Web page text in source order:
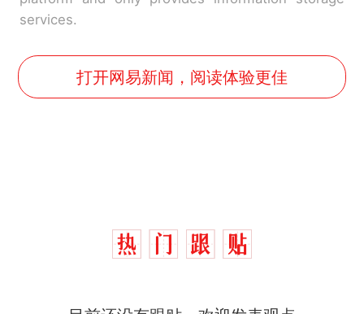
services.
打开网易新闻，阅读体验更佳
热
十多万人报名的考试，成绩